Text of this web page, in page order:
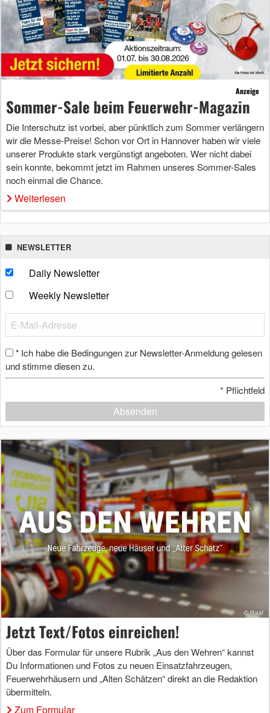
Anzeige
Sommer-Sale beim Feuerwehr-Magazin
Die Interschutz ist vorbei, aber pünktlich zum Sommer verlängern
wir die Messe-Preise! Schon vor Ort in Hannover haben wir viele
unserer Produkte stark vergünstigt angeboten. Wer nicht dabei
sein konnte, bekommt jetzt im Rahmen unseres Sommer-Sales
noch einmal die Chance.
Weiterlesen
NEWSLETTER
Daily Newsletter
Weekly Newsletter
* Ich habe die Bedingungen zur Newsletter-Anmeldung gelesen
und stimme diesen zu.
* Pflichtfeld
Absenden
Jetzt Text/Fotos einreichen!
Über das Formular für unsere Rubrik „Aus den Wehren“ kannst
Du Informationen und Fotos zu neuen Einsatzfahrzeugen,
Feuerwehrhäusern und „Alten Schätzen“ direkt an die Redaktion
übermitteln.
Zum Formular